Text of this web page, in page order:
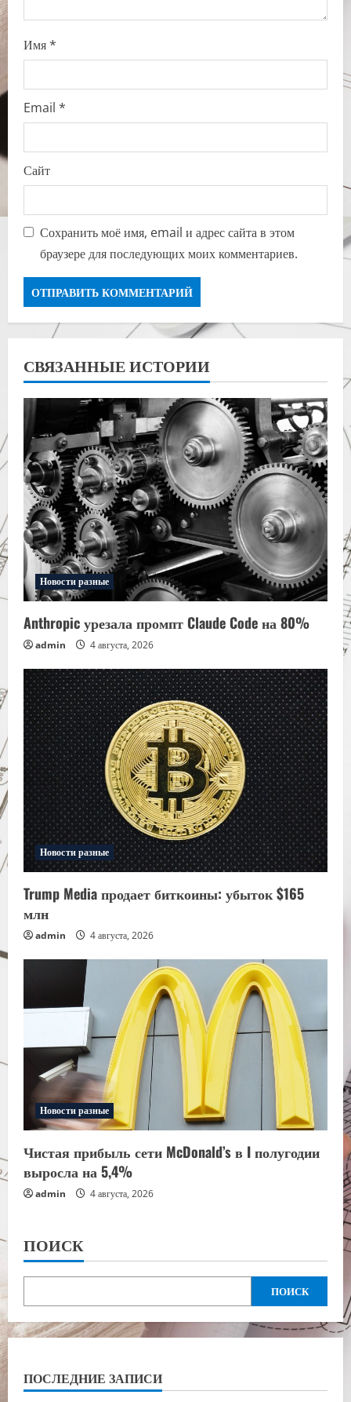
Имя*
Email *
Сайт
Сохранить моё имя, email и адрес сайта в этом
браузере для последующих моих комментариев.
СВЯЗАННЫЕ ИСТОРИИ
Новости разные
Anthropic урезала промпт Claude Code на 80%
admin 4 августа, 2026
Новости разные
Trump Media продает биткоины: убыток $165
млн
admin 4 августа, 2026
Новости разные
Чистая прибыль сети McDonald’s в I полугодии
выросла на 5,4%
admin 4 августа, 2026
ПОИСК
ПОИСК
ПОСЛЕДНИЕ ЗАПИСИ